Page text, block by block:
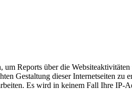
Reports über die
Gestaltung dieser Internetseiten
Es wird in keinem Fall Ihre IP-